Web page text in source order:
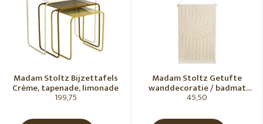
Madam Stoltz Bijzettafels
Crème, tapenade, limonade
199,75
Madam Stoltz Getufte
wanddecoratie / badmat
Vanille
45,50